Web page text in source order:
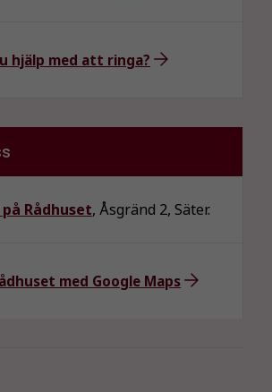
hjälp med att ringa?
Rådhuset, Åsgränd 2, Säter.
med Google Maps